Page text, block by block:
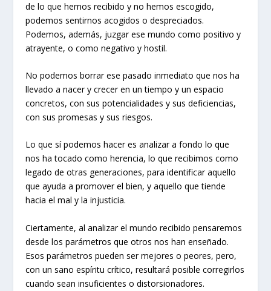
de lo que hemos recibido y no hemos escogido,
podemos sentirnos acogidos o despreciados.
Podemos, además, juzgar ese mundo como positivo y
atrayente, o como negativo y hostil.
No podemos borrar ese pasado inmediato que nos ha
llevado a nacer y crecer en un tiempo y un espacio
concretos, con sus potencialidades y sus deficiencias,
con sus promesas y sus riesgos.
Lo que sí podemos hacer es analizar a fondo lo que
nos ha tocado como herencia, lo que recibimos como
legado de otras generaciones, para identificar aquello
que ayuda a promover el bien, y aquello que tiende
hacia el mal y la injusticia.
Ciertamente, al analizar el mundo recibido pensaremos
desde los parámetros que otros nos han enseñado.
Esos parámetros pueden ser mejores o peores, pero,
con un sano espíritu crítico, resultará posible corregirlos
cuando sean insuficientes o distorsionadores.